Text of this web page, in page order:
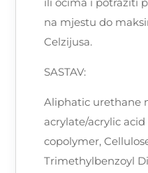
na mjestu do
Celzijusa.
SASTAV:
Aliphatic urethane
acrylate/acrylic acid
copolymer,
Trimethylbenzoyl